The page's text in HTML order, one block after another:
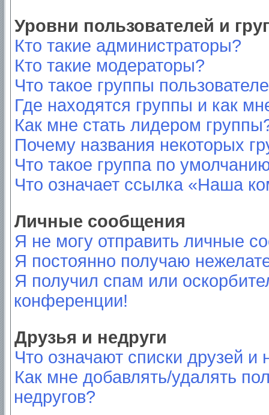
Уровни пользователей и
Кто такие администраторы?
Кто такие модераторы?
Что такое группы
Где находятся группы и как
Как мне стать лидером
Почему названия некоторых
Что такое группа по
Что означает ссылка «Наша
Личные сообщения
Я не могу отправить личные
Я постоянно получаю
Я получил спам или
конференции!
Друзья и недруги
Что означают списки друзей и
Как мне добавлять/удалять
недругов?